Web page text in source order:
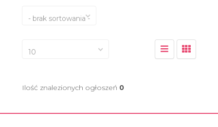
- brak sortowania -
10
Ilość znalezionych ogłoszeń 0